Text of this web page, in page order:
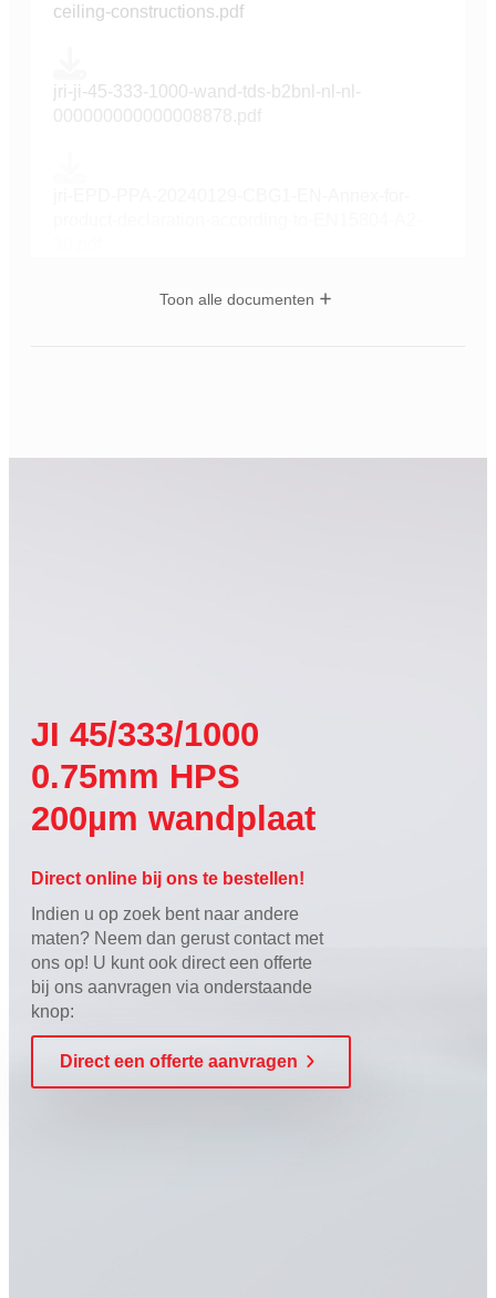
ceiling-constructions.pdf
jri-ji-45-333-1000-wand-tds-b2bnl-nl-nl-
000000000000008878.pdf
Toon alle documenten
JI 45/333/1000
0.75mm HPS
200µm wandplaat
Direct online bij ons te bestellen!
Indien u op zoek bent naar andere
maten? Neem dan gerust contact met
ons op! U kunt ook direct een offerte
bij ons aanvragen via onderstaande
knop:
Direct een offerte aanvragen